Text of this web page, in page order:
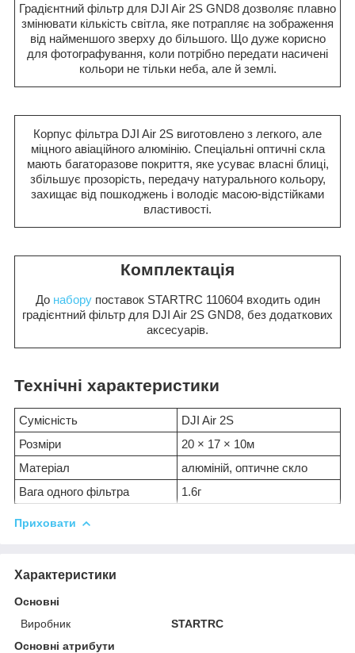
Градієнтний фільтр для DJI Air 2S GND8 дозволяє плавно
змінювати кількість світла, яке потрапляє на зображення
від найменшого зверху до більшого. Що дуже корисно
для фотографування, коли потрібно передати насичені
кольори не тільки неба, але й землі.
Корпус фільтра DJI Air 2S виготовлено з легкого, але
міцного авіаційного алюмінію. Спеціальні оптичні скла
мають багаторазове покриття, яке усуває власні блиці,
збільшує прозорість, передачу натурального кольору,
захищає від пошкоджень і володіє масою-відстійками
властивості.
Комплектація
До наборупоставок STARTRC 110604 входить один
градієнтний фільтр для DJI Air 2S GND8, без додаткових
аксесуарів.
Технічні характеристики
Сумісність
DJI Air 2S
Розміри
20 × 17 × 10м
Матеріал
алюміній, оптичне скло
Вага одного фільтра
1.6г
Приховати
Характеристики
Основні
Виробник
STARTRC
Основні атрибути